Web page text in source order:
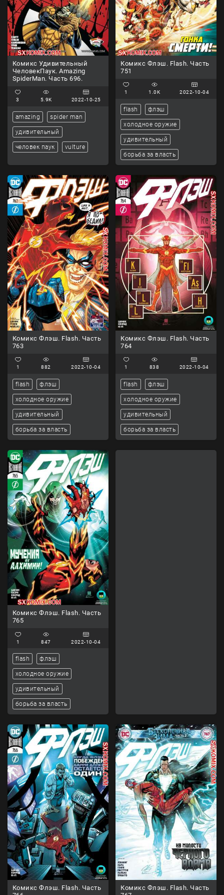
Комикс Удивительный
ЧеловекПаук. Amazing
SpiderMan. Часть 696.
3 5.9K 2022-10-25
amazing spider man
удивительный
человек паук vulture
Комикс Флэш. Flash. Часть
751
1 1.0K 2022-10-04
flash флэш
холодное оружие
удивительный
борьба за власть
Комикс Флэш. Flash. Часть
763
1 882 2022-10-04
flash флэш
холодное оружие
удивительный
борьба за власть
Комикс Флэш. Flash. Часть
764
1 838 2022-10-04
flash флэш
холодное оружие
удивительный
борьба за власть
Комикс Флэш. Flash. Часть
765
1 847 2022-10-04
flash флэш
холодное оружие
удивительный
борьба за власть
Комикс Флэш. Flash. Часть
Комикс Флэш. Flash. Часть